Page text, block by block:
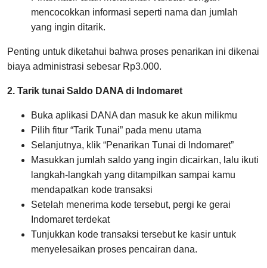
mencocokkan informasi seperti nama dan jumlah
yang ingin ditarik.
Penting untuk diketahui bahwa proses penarikan ini dikenai
biaya administrasi sebesar Rp3.000.
2. Tarik tunai Saldo DANA di Indomaret
Buka aplikasi DANA dan masuk ke akun milikmu
Pilih fitur “Tarik Tunai” pada menu utama
Selanjutnya, klik “Penarikan Tunai di Indomaret”
Masukkan jumlah saldo yang ingin dicairkan, lalu ikuti
langkah-langkah yang ditampilkan sampai kamu
mendapatkan kode transaksi
Setelah menerima kode tersebut, pergi ke gerai
Indomaret terdekat
Tunjukkan kode transaksi tersebut ke kasir untuk
menyelesaikan proses pencairan dana.